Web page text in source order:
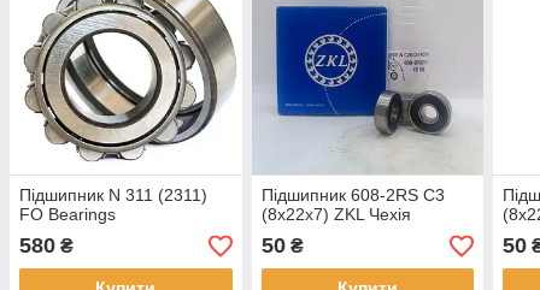
Підшипник N 311 (2311)
FO Bearings
580 ₴
Підшипник 608-2RS C3
(8x22x7) ZKL Чехія
50₴ 50